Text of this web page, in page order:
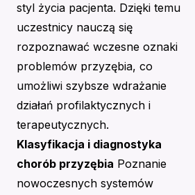
styl życia pacjenta. Dzięki temu
uczestnicy nauczą się
rozpoznawać wczesne oznaki
problemów przyzębia, co
umożliwi szybsze wdrażanie
działań profilaktycznych i
terapeutycznych.
Klasyfikacja i diagnostyka
chorób przyzębia Poznanie
nowoczesnych systemów